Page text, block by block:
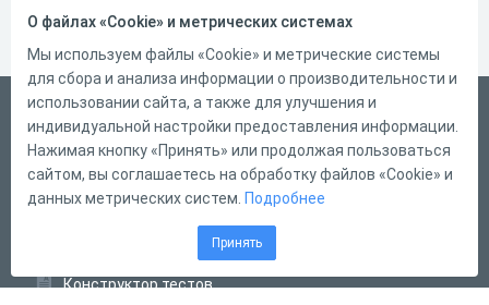
Русский
Справка
Форма обратной связи
Конструктор тестов
О файлах «Cookie» и метрических системах
Мы используем файлы «Cookie» и метрические системы
для сбора и анализа информации о производительности и
использовании сайта, а также для улучшения и
индивидуальной настройки предоставления информации.
Нажимая кнопку «Принять» или продолжая пользоваться
сайтом, вы соглашаетесь на обработку файлов «Cookie» и
данных метрических систем. Подробнее
Принять